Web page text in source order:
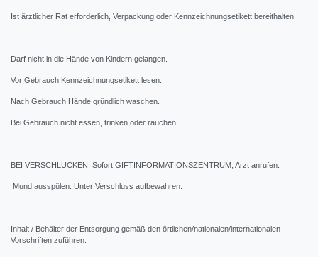
Ist ärztlicher Rat erforderlich, Verpackung oder Kennzeichnungsetikett bereithalten.
Darf nicht in die Hände von Kindern gelangen.
Vor Gebrauch Kennzeichnungsetikett lesen.
Nach Gebrauch Hände gründlich waschen.
Bei Gebrauch nicht essen, trinken oder rauchen.
BEI VERSCHLUCKEN: Sofort GIFTINFORMATIONSZENTRUM, Arzt anrufen.
Mund ausspülen. Unter Verschluss aufbewahren.
Inhalt / Behälter der Entsorgung gemäß den örtlichen/nationalen/internationalen
Vorschriften zuführen.